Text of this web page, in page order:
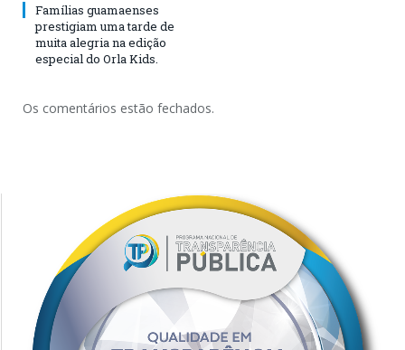
Famílias guamaenses
prestigiam uma tarde de
muita alegria na edição
especial do Orla Kids.
Os comentários estão fechados.